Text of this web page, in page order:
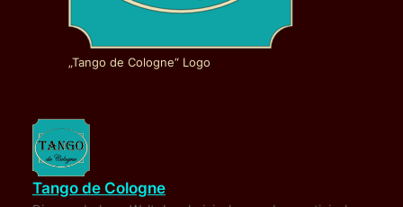
„Tango de Cologne“ Logo
Tango de Cologne